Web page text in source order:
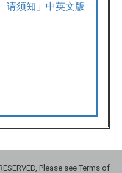
请须知」中英文版
Please see Terms of